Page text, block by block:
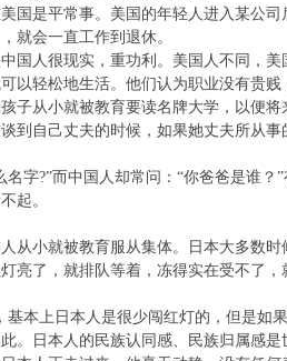
国是平常事。美国的年轻人进入某公
就会一直工作到退休。
国人很现实，重功利。美国人不同，
轻松地生活。他们认为职业没有贵贱
子从小就被教育要读名牌大学，以便
到自己丈夫的时候，如果她丈夫所从
字?”而中国人却常问：“你爸爸是谁
起。
从小就被教育服从集体。日本大多数
了，就排队等着，冻得实在受不了
本上日本人是很少闯红灯的，但是如
。日本人的民族认同感、民族归属感